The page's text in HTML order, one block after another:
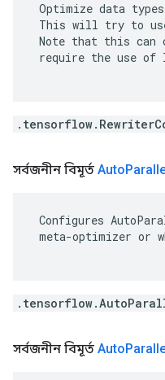
Optimize data
This will try to
Note that this can
require the use of
সর্বজনীন বিমূর্ত Auto
Configures
meta-optimizer or
সর্বজনীন বিমূর্ত Auto